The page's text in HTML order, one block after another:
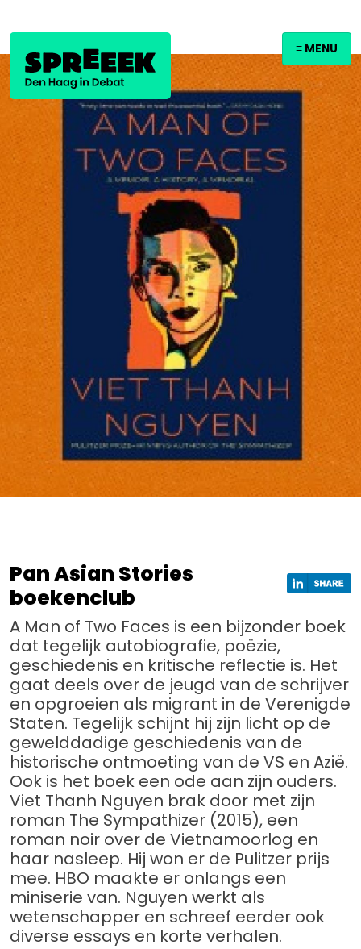
≡ MENU
Pan Asian Stories
boekenclub
A Man of Two Faces is een bijzonder boek
dat tegelijk autobiografie, poëzie,
geschiedenis en kritische reflectie is. Het
gaat deels over de jeugd van de schrijver
en opgroeien als migrant in de Verenigde
Staten. Tegelijk schijnt hij zijn licht op de
gewelddadige geschiedenis van de
historische ontmoeting van de VS en Azië.
Ook is het boek een ode aan zijn ouders.
Viet Thanh Nguyen brak door met zijn
roman The Sympathizer (2015), een
roman noir over de Vietnamoorlog en
haar nasleep. Hij won er de Pulitzer prijs
mee. HBO maakte er onlangs een
miniserie van. Nguyen werkt als
wetenschapper en schreef eerder ook
diverse essays en korte verhalen.